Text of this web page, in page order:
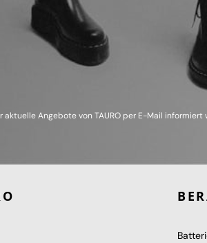
aktuelle Angebote von TAURO per E-Mail